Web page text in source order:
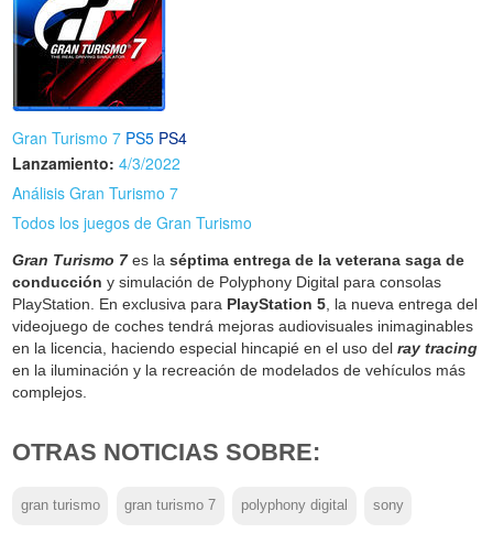
Gran Turismo 7 PS5 PS4
Lanzamiento: 4/3/2022
Análisis Gran Turismo 7
Todos los juegos de Gran Turismo
Gran Turismo 7es laséptima entrega de la veterana saga de
conducción y simulación de Polyphony Digital para consolas
PlayStation. En exclusiva para PlayStation 5, la nueva entrega del
videojuego de coches tendrá mejoras audiovisuales inimaginables
en la licencia, haciendo especial hincapié en el uso delray tracing
en la iluminación y la recreación de modelados de vehículos más
complejos.
OTRAS NOTICIAS SOBRE:
gran turismo gran turismo 7 polyphony digital sony